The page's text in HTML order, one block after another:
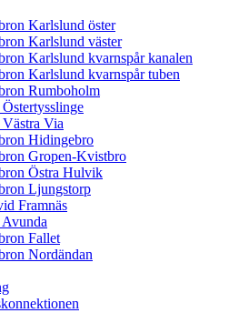
Karlslund öster
Karlslund väster
Karlslund kvarnspår kanalen
Karlslund kvarnspår tuben
Rumboholm
Via
Hidingebro
Gropen-Kvistbro
Östra Hulvik
Ljungstorp
Framnäs
Fallet
Nordändan